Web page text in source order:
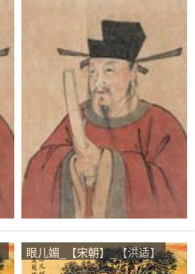
眼儿媚_【宋朝】_【洪适】